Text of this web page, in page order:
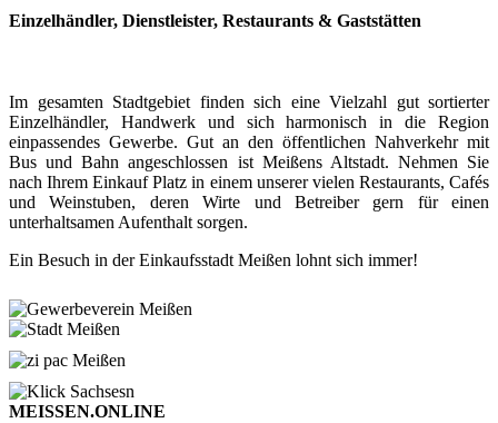
Einzelhändler, Dienstleister, Restaurants & Gaststätten
Im gesamten Stadtgebiet finden sich eine Vielzahl gut sortierter
Einzelhändler, Handwerk und sich harmonisch in die Region
einpassendes Gewerbe. Gut an den öffentlichen Nahverkehr mit
Bus und Bahn angeschlossen ist Meißens Altstadt. Nehmen Sie
nach Ihrem Einkauf Platz in einem unserer vielen Restaurants, Cafés
und Weinstuben, deren Wirte und Betreiber gern für einen
unterhaltsamen Aufenthalt sorgen.
Ein Besuch in der Einkaufsstadt Meißen lohnt sich immer!
MEISSEN.ONLINE